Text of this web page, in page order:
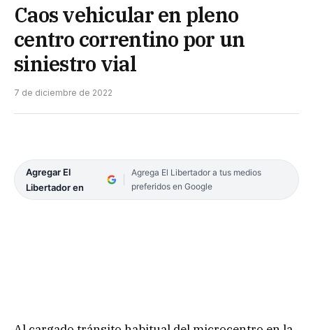
Caos vehicular en pleno
centro correntino por un
siniestro vial
7 de diciembre de 2022
Agregar El
Libertador en
Agrega El Libertador a tus medios
preferidos en Google